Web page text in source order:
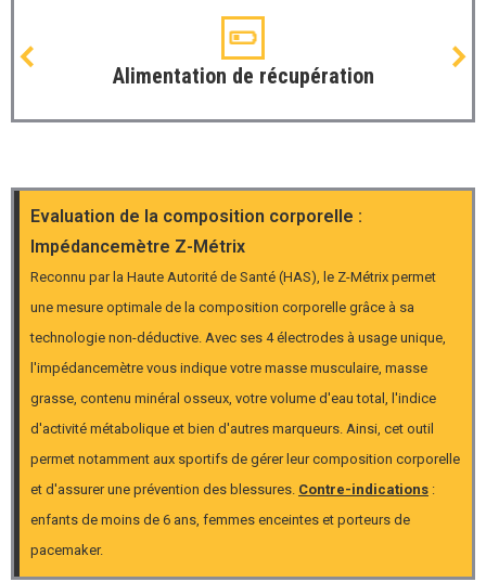
Alimentation de récupération
Evaluation de la composition corporelle :
Impédancemètre Z-Métrix
Reconnu par la Haute Autorité de Santé (HAS), le Z-Métrix permet
une mesure optimale de la composition corporelle grâce à sa
technologie non-déductive. Avec ses 4 électrodes à usage unique,
l'impédancemètre vous indique votre masse musculaire, masse
grasse, contenu minéral osseux, votre volume d'eau total, l'indice
d'activité métabolique et bien d'autres marqueurs. Ainsi, cet outil
permet notamment aux sportifs de gérer leur composition corporelle
et d'assurer une prévention des blessures. Contre-indications :
enfants de moins de 6 ans, femmes enceintes et porteurs de
pacemaker.